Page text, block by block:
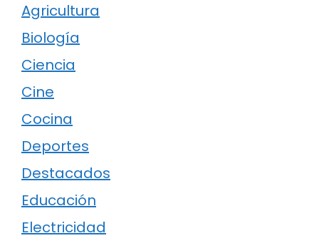
Agricultura
Biología
Ciencia
Cine
Cocina
Deportes
Destacados
Educación
Electricidad